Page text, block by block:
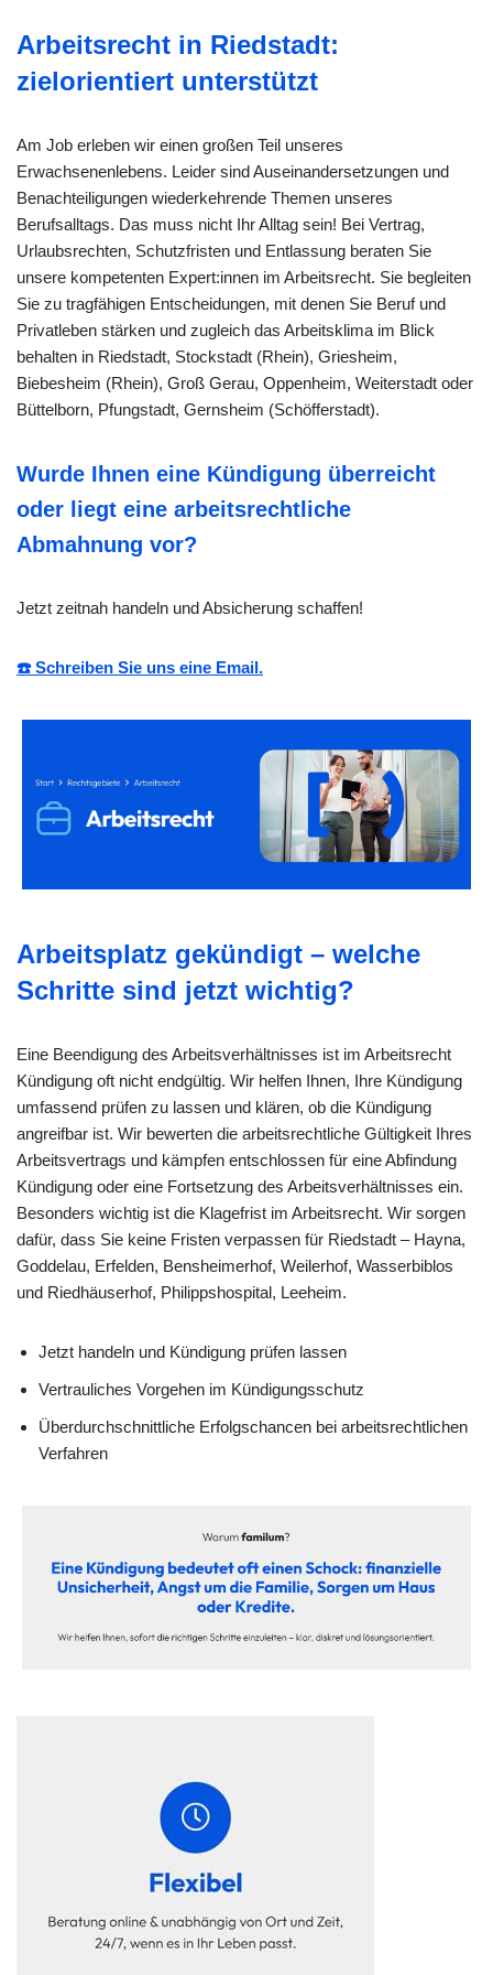
Arbeitsrecht in Riedstadt:
zielorientiert unterstützt
Am Job erleben wir einen großen Teil unseres
Erwachsenenlebens. Leider sind Auseinandersetzungen und
Benachteiligungen wiederkehrende Themen unseres
Berufsalltags. Das muss nicht Ihr Alltag sein! Bei Vertrag,
Urlaubsrechten, Schutzfristen und Entlassung beraten Sie
unsere kompetenten Expert:innen im Arbeitsrecht. Sie begleiten
Sie zu tragfähigen Entscheidungen, mit denen Sie Beruf und
Privatleben stärken und zugleich das Arbeitsklima im Blick
behalten in Riedstadt, Stockstadt (Rhein), Griesheim,
Biebesheim (Rhein), Groß Gerau, Oppenheim, Weiterstadt oder
Büttelborn, Pfungstadt, Gernsheim (Schöfferstadt).
Wurde Ihnen eine Kündigung überreicht
oder liegt eine arbeitsrechtliche
Abmahnung vor?
Jetzt zeitnah handeln und Absicherung schaffen!
☎️ Schreiben Sie uns eine Email.
Arbeitsplatz gekündigt – welche
Schritte sind jetzt wichtig?
Eine Beendigung des Arbeitsverhältnisses ist im Arbeitsrecht
Kündigung oft nicht endgültig. Wir helfen Ihnen, Ihre Kündigung
umfassend prüfen zu lassen und klären, ob die Kündigung
angreifbar ist. Wir bewerten die arbeitsrechtliche Gültigkeit Ihres
Arbeitsvertrags und kämpfen entschlossen für eine Abfindung
Kündigung oder eine Fortsetzung des Arbeitsverhältnisses ein.
Besonders wichtig ist die Klagefrist im Arbeitsrecht. Wir sorgen
dafür, dass Sie keine Fristen verpassen für Riedstadt – Hayna,
Goddelau, Erfelden, Bensheimerhof, Weilerhof, Wasserbiblos
und Riedhäuserhof, Philippshospital, Leeheim.
Jetzt handeln und Kündigung prüfen lassen
Vertrauliches Vorgehen im Kündigungsschutz
Überdurchschnittliche Erfolgschancen bei arbeitsrechtlichen
Verfahren